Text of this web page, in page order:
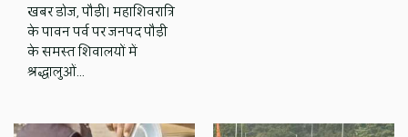
खबर डोज, पौड़ी। महाशिवरात्रि
के पावन पर्व पर जनपद पौड़ी
के समस्त शिवालयों में
श्रद्धालुओं…